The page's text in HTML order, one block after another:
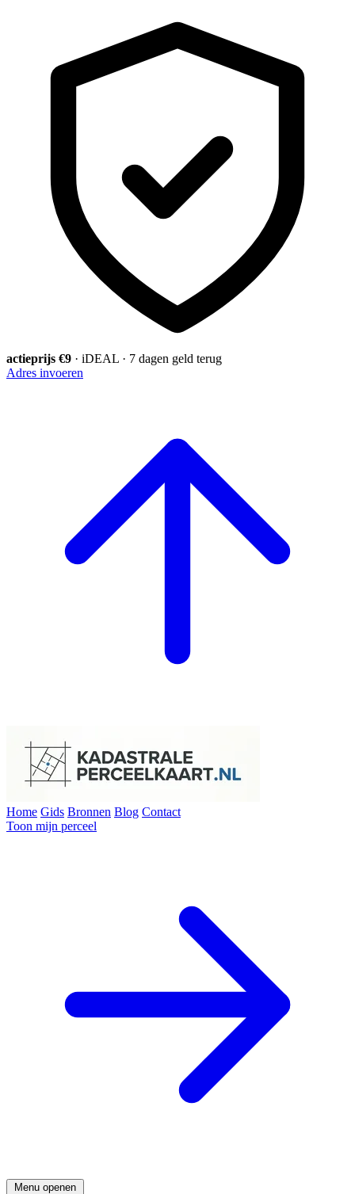
actieprijs €9 · iDEAL · 7 dagen geld terug
Adres invoeren
Home Gids Bronnen Blog Contact
Toon mijn perceel
Menu openen